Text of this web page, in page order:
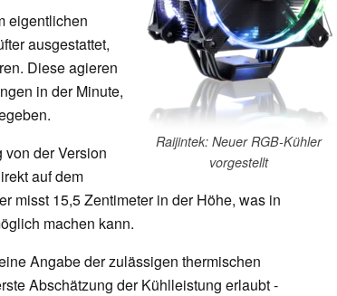
Raijintek: Neuer RGB-Kühler
vorgestellt
eigentlichen
ausgestattet,
Diese agieren
in der Minute,
der Version
auf dem
misst 15,5 Zentimeter in der Höhe, was in
machen kann.
Angabe der zulässigen thermischen
Abschätzung der Kühlleistung erlaubt -